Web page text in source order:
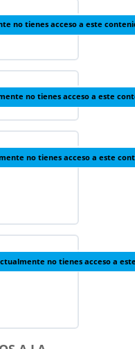
no tienes acceso a este
no tienes acceso a este
no tienes acceso a este
no tienes acceso a